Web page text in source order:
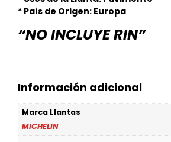
* País de Origen: Europa
“NO INCLUYE RIN”
Información adicional
Marca Llantas
MICHELIN